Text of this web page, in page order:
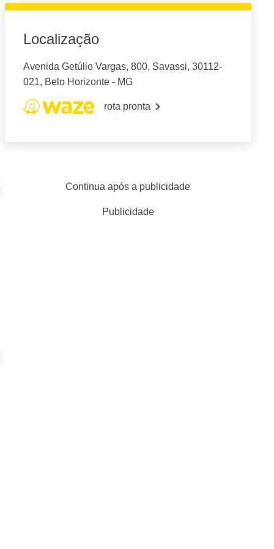
Localização
Avenida Getúlio Vargas, 800, Savassi, 30112-
021, Belo Horizonte - MG
rota pronta
Continua após a publicidade
Publicidade